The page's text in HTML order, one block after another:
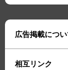
広告掲載につ
相互リンク